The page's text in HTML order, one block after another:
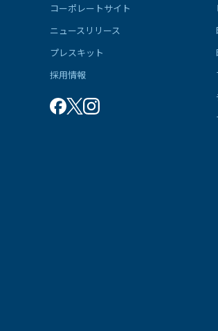
コーポレートサイト
ニュースリリース
プレスキット
採用情報